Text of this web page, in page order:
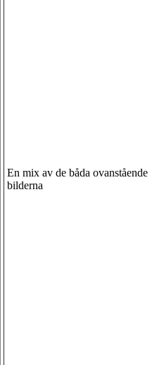
En mix av de båda ovanstående
bilderna